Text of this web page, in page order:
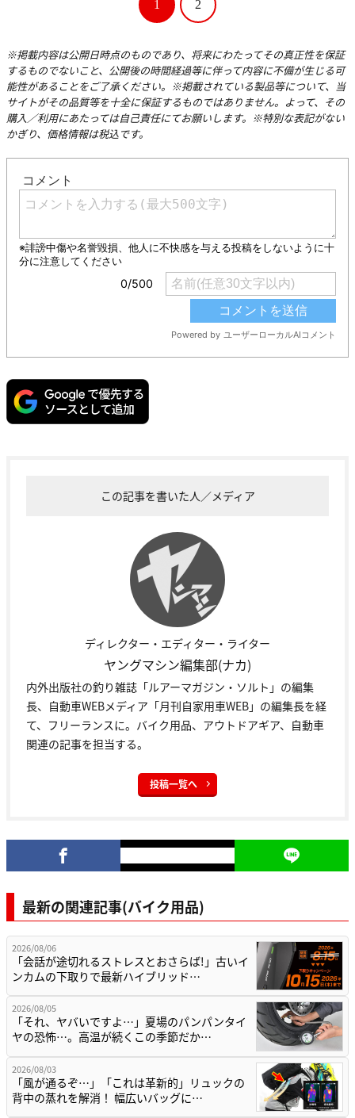
1 2
※掲載内容は公開日時点のものであり、将来にわたってその真正性を保証
するものでないこと、公開後の時間経過等に伴って内容に不備が生じる可
能性があることをご了承ください。※掲載されている製品等について、当
サイトがその品質等を十全に保証するものではありません。よって、その
購入／利用にあたっては自己責任にてお願いします。※特別な表記がない
かぎり、価格情報は税込です。
この記事を書いた人／メディア
ディレクター・エディター・ライター
ヤングマシン編集部(ナカ)
内外出版社の釣り雑誌「ルアーマガジン・ソルト」の編集
長、自動車WEBメディア「月刊自家用車WEB」の編集長を経
て、フリーランスに。バイク用品、アウトドアギア、自動車
関連の記事を担当する。
投稿一覧へ
最新の関連記事(バイク用品)
2026/08/06
「会話が途切れるストレスとおさらば!」古いイ
ンカムの下取りで最新ハイブリッド…
2026/08/05
「それ、ヤバいですよ…」夏場のパンパンタイ
ヤの恐怖…。高温が続くこの季節だか…
2026/08/03
「風が通るぞ…」「これは革新的」リュックの
背中の蒸れを解消！ 幅広いバッグに…